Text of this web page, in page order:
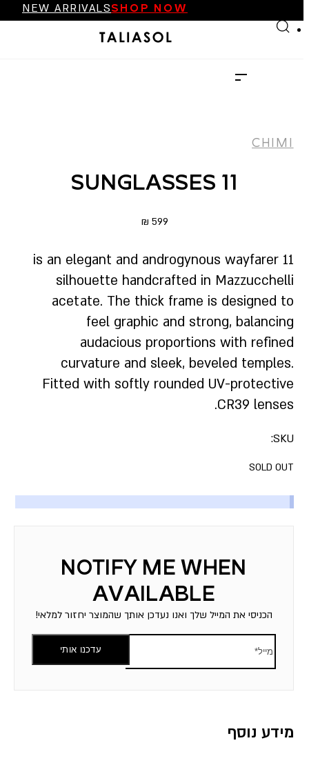
Skip to main content
FINAL SALE UP TO 70%
SHOP NOW
FINAL SALE UP TO 70%
…
CHIMI
SUNGLASSES 11
599
₪
11 is an elegant and androgynous wayfarer
silhouette handcrafted in Mazzucchelli
acetate. The thick frame is designed to
feel graphic and strong, balancing
audacious proportions with refined
curvature and sleek, beveled temples.
Fitted with softly rounded UV-protective
CR39 lenses.
SKU:
SOLD OUT
הכניסי את המייל שלך ואנו נעדכן אותך שהמוצר יחזור למלאי!
עדכנו אותי
מידע נוסף